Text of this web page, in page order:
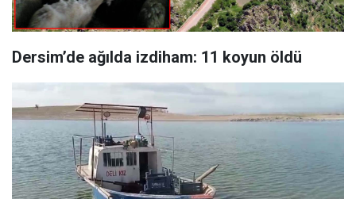
Dersim’de ağılda izdiham: 11 koyun öldü